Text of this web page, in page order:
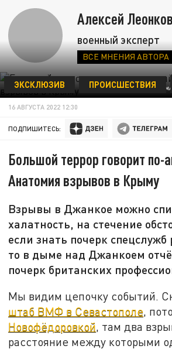
Алексей Леонков
военный эксперт
ВСЕ МНЕНИЯ АВТОРА
ФОТО:
ЭКСКЛЮЗИВ ПРОИСШЕСТВИЯ
16 АВГУСТА 2022 12:30
ПОДПИШИТЕСЬ:
Большой террор говорит по-
Анатомия взрывов в Крыму
Взрывы в Джанкое можно
халатность, на стечение
если знать почерк спецслужб
то в дыме над Джанкоем
почерк британских
Мы видим цепочку событий.
штаб ВМФ в Севастополе,
Новофёдоровкой, там два
расстояние между которыми